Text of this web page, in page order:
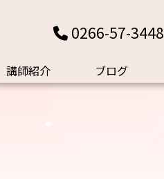
0266-57-3448
講師紹介 ブログ